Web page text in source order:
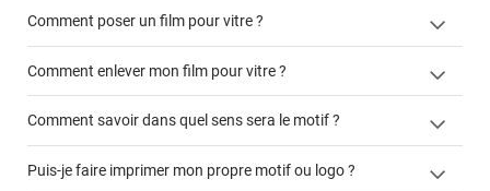
Comment poser un film pour vitre ?
cet article
Comment enlever mon film pour vitre ?
enlever et stocker
Comment savoir dans quel sens sera le motif ?
Puis-je faire imprimer mon propre motif ou logo ?